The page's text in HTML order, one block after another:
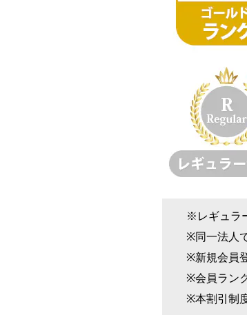
※レギュラ
※同一法人
※新規会員
※会員ラン
※本割引制